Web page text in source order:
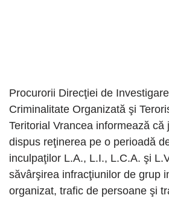
Procurorii Direcţiei de
Criminalitate Organizată şi
Teritorial Vrancea informează că
dispus reţinerea pe o perioadă
inculpaţilor L.A., L.I., L.C.A. şi
săvârşirea infracţiunilor de grup
organizat, trafic de persoane şi